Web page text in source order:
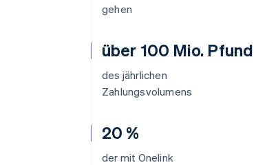
gehen
über 100 Mio. Pfund
des jährlichen
Zahlungsvolumens
20 %
der mit Onelink